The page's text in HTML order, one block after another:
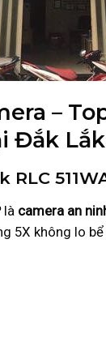
–
Đắk Lắk
RLC
là camera an
5X không lo